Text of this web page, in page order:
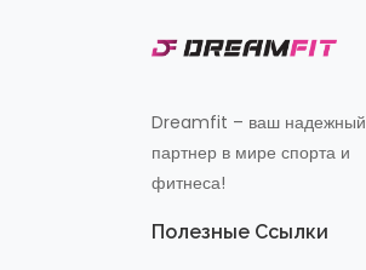
Dreamfit – ваш надежный
партнер в мире спорта и
фитнеса!
Полезные Ссылки